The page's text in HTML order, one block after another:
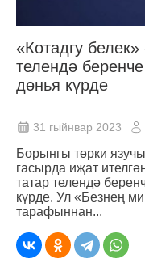
«Котадгу белек»
телендә
дөнья күрде
31 гыйнвар 2023
Борынгы төрки
гасырда иҗат
татар телендә
күрде. Ул «Безнең
тарафыннан...